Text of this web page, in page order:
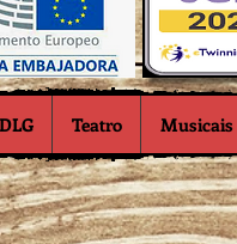
Teatro Musicais